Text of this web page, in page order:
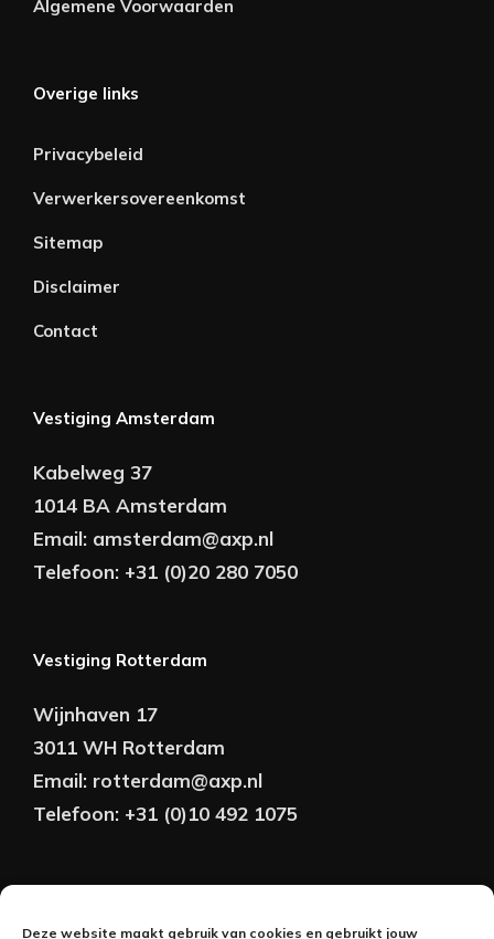
Deze website maakt gebruik van cookies en gebruikt jouw
Algemene Voorwaarden
Overige links
Privacybeleid
Verwerkersovereenkomst
Sitemap
Disclaimer
Contact
Vestiging Amsterdam
Kabelweg 37
1014 BA Amsterdam
Email: amsterdam@axp.nl
Telefoon: +31 (0)20 280 7050
Vestiging Rotterdam
Wijnhaven 17
3011 WH Rotterdam
Email: rotterdam@axp.nl
Telefoon: +31 (0)10 492 1075